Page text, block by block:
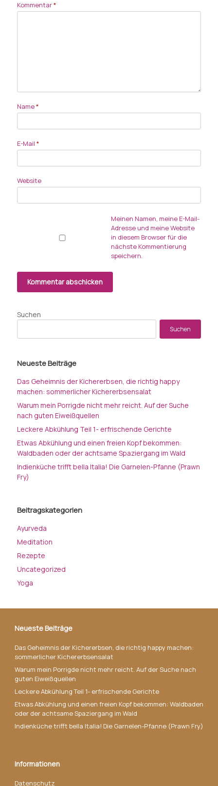
Kommentar*
Name*
E-Mail *
Website
Meinen Namen, meine E-Mail-
Adresse und meine Website
in diesem Browser für die
nächste Kommentierung
speichern.
Suchen
Suchen
Neueste Beiträge
Das Geheimnis der Kichererbsen, die richtig happy
machen: sommerlicher Kichererbsensalat
Warum mein Porrigde nicht mehr reicht. Auf der Suche
nach guten Eiweißquellen
Leckere Abkühlung Teil 1- erfrischende Gerichte
Etwas Abkühlung und einen freien Kopf bekommen:
Waldbaden oder der achtsame Spaziergang im Wald
Indienküche trifft bella Italia! Die Garnelen-Pfanne (Prawn
Fry)
Beitragskategorien
Ayurveda
Meditation
Rezepte
Uncategorized
Yoga
Neueste Beiträge
Das Geheimnis der Kichererbsen, die richtig happy machen:
sommerlicher Kichererbsensalat
Warum mein Porrigde nicht mehr reicht. Auf der Suche nach
guten Eiweißquellen
Leckere Abkühlung Teil 1- erfrischende Gerichte
Etwas Abkühlung und einen freien Kopf bekommen: Waldbaden
oder der achtsame Spaziergang im Wald
Indienküche trifft bella Italia! Die Garnelen-Pfanne (Prawn Fry)
Informationen
Datenschutz